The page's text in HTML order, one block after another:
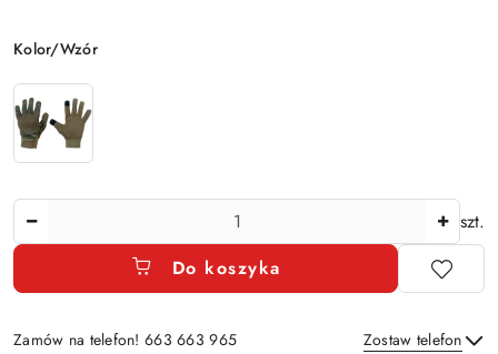
Wariant
Kolor/Wzór
szt.
Do koszyka
Zamów na telefon! 663 663 965 Zostaw telefon